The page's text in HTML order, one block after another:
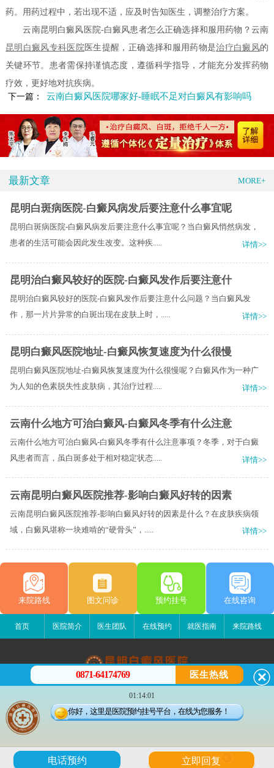
药。用药过程中，若出现不适，应及时告知医生，调整治疗方案。
云南昆明白癜风医院-白癜风患者怎么正确选择和服用药物？云南
昆明白癜风专科医院 医生提醒，正确选择和服用药物是治疗白癜风的
关键环节。患者需保持谨慎态度，遵循科学指导，才能充分发挥药物
疗效，更好地对抗疾病。
下一篇：
云南白癜风医院哪家好-睡眠不足对白癜风有影响吗
最新文章 MORE+
昆明白斑病医院-白癜风病发后要注意什么事宜呢
昆明白斑病医院-白癜风病发后要注意什么事宜呢？当白癜风悄然病发，
患者的生活可能会因此发生改变。这种疾.....
详情>>
昆明治白癜风较好的医院-白癜风发作后要注意什
昆明治白癜风较好的医院-白癜风发作后要注意什么问题？当白癜风发
作，那一片片异常的白斑出现在皮肤上时，.....
详情>>
昆明白癜风医院地址-白癜风恢复速度为什么很慢
昆明白癜风医院地址-白癜风恢复速度为什么很慢呢？白癜风作为一种广
为人知的色素脱失性皮肤病，其治疗过程.....
详情>>
云南什么地方可治白癜风-白癜风冬季有什么注意
云南什么地方可治白癜风-白癜风冬季有什么注意事项？冬季，对于白癜
风患者而言，虽白斑多处于相对稳定状态.....
详情>>
云南昆明白癜风医院推荐-影响白癜风好转的因素
云南昆明白癜风医院推荐-影响白癜风好转的因素是什么？在皮肤疾病领
域，白癜风堪称一块难啃的“硬骨头”，.....
详情>>
来院路线 图文问诊 预约挂号 在线咨询
首页 医院简介 医生团队 在线预约 就医指南 来院路线
昆明白癜风医院
昆明市五华区护国路2号
版权所有：昆明白癜风医院
滇公安备 53010202000563号
0871-64174769 医生热线
01:14:01
你好，这里是医院预约挂号平台，在线为您服务！
电话预约 立即回复